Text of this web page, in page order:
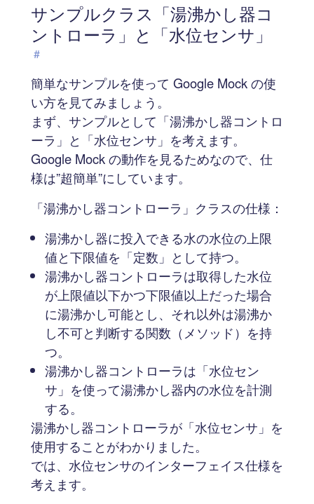
サンプルクラス「湯沸かし器コ
ントローラ」と「水位センサ」
#
簡単なサンプルを使って Google Mock の使
い方を見てみましょう。
まず、サンプルとして「湯沸かし器コントロ
ーラ」と「水位センサ」を考えます。
Google Mock の動作を見るためなので、仕
様は”超簡単”にしています。
「湯沸かし器コントローラ」クラスの仕様：
湯沸かし器に投入できる水の水位の上限
値と下限値を「定数」として持つ。
湯沸かし器コントローラは取得した水位
が上限値以下かつ下限値以上だった場合
に湯沸かし可能とし、それ以外は湯沸か
し不可と判断する関数（メソッド）を持
つ。
湯沸かし器コントローラは「水位セン
サ」を使って湯沸かし器内の水位を計測
する。
湯沸かし器コントローラが「水位センサ」を
使用することがわかりました。
では、水位センサのインターフェイス仕様を
考えます。